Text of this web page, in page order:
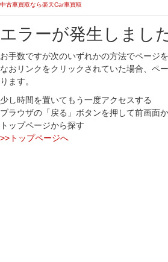
中古車買取なら楽天Car車買取
エラーが発生しまし
お手数ですが次のいずれかの方法でページ
なおリンクをクリックされていた場合、ペ
ります。
少し時間を置いてもう一度アクセスする
ブラウザの「戻る」ボタンを押して前画面
トップページから探す
>>トップページへ